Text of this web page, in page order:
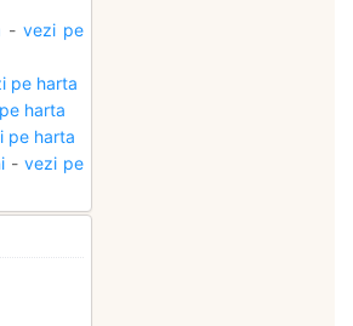
- vezi pe
pe harta
harta
pe harta
- vezi pe